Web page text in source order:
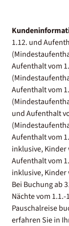
1.12. und
Aufenthalt vom
Aufenthalt vom
und Aufenthalt
Aufenthalt vom
inklusive, Kinder
Aufenthalt vom
inklusive, Kinder
Bei Buchung ab
Nächte vom
Pauschalreise
erfahren Sie in